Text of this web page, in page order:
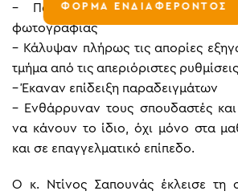
ΦΟΡΜΑ ΕΝΔΙΑΦΕΡΟΝΤΟΣ
– Παρουσίασαν μια εισαγωγή
φωτογραφίας
– Κάλυψαν πλήρως τις απορίες
τμήμα από τις απεριόριστες
– Έκαναν επίδειξη παραδειγμάτων
– Ενθάρρυναν τους σπουδαστές και
να κάνουν το ίδιο, όχι μόνο στα
και σε επαγγελματικό επίπεδο.
Ο κ. Ντίνος Σαπουνάς έκλεισε τη